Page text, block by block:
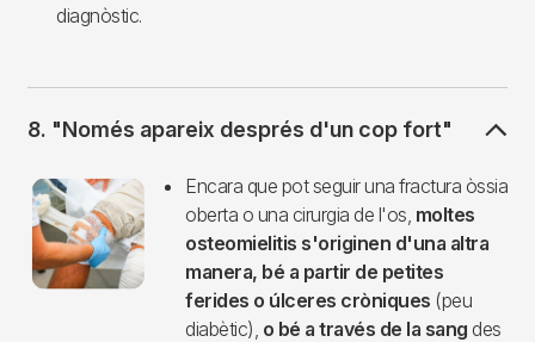
diagnòstic.
8. "Només apareix després d'un cop fort"
Imagen
Encara que pot seguir una fractura òssia
oberta o una cirurgia de l'os, moltes
osteomielitis s'originen d'una altra
manera, bé a partir de petites
ferides o úlceres cròniques (peu
diabètic), o bé a través de la sang des